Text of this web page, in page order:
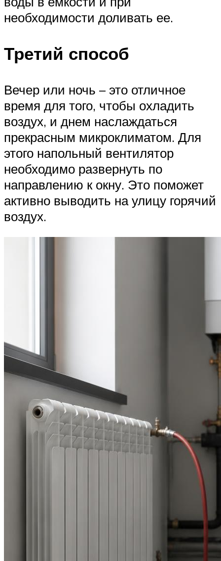
необходимости доливать ее.
Третий способ
Вечер или ночь – это отличное
время для того, чтобы охладить
воздух, и днем наслаждаться
прекрасным микроклиматом. Для
этого напольный вентилятор
необходимо развернуть по
направлению к окну. Это поможет
активно выводить на улицу горячий
воздух.